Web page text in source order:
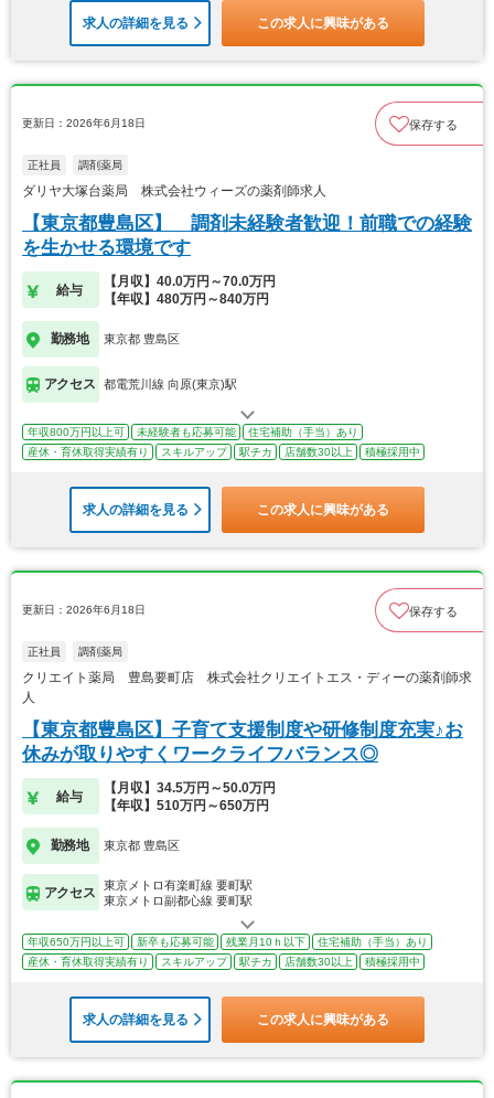
求人の詳細を見る この求人に興味がある
更新日：2026年6月18日 保存する
正社員 調剤薬局
ダリヤ大塚台薬局 株式会社ウィーズの薬剤師求人
【東京都豊島区】 調剤未経験者歓迎！前職での経験
を生かせる環境です
給与
【月収】40.0万円～70.0万円
【年収】480万円～840万円
勤務地 東京都 豊島区
アクセス 都電荒川線 向原(東京)駅
年収800万円以上可 未経験者も応募可能
住宅補助（手当）あり
産休・育休取得実績有り
スキルアップ 駅チカ 店舗数30以上 積極採用中
求人の詳細を見る この求人に興味がある
更新日：2026年6月18日 保存する
正社員 調剤薬局
クリエイト薬局 豊島要町店 株式会社クリエイトエス・ディーの薬剤師求
人
【東京都豊島区】子育て支援制度や研修制度充実♪お
休みが取りやすくワークライフバランス◎
給与
【月収】34.5万円～50.0万円
【年収】510万円～650万円
勤務地 東京都 豊島区
アクセス
東京メトロ有楽町線 要町駅
東京メトロ副都心線 要町駅
年収650万円以上可 新卒も応募可能 残業月10ｈ以下
住宅補助（手当）あり
産休・育休取得実績有り
スキルアップ 駅チカ 店舗数30以上 積極採用中
求人の詳細を見る この求人に興味がある